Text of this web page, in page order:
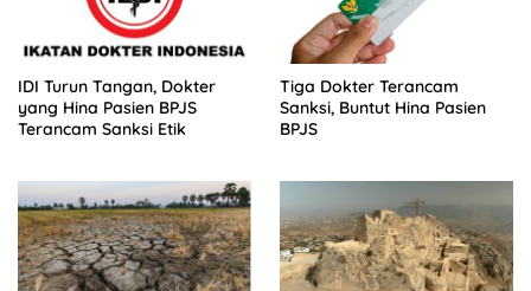
IDI Turun Tangan, Dokter
yang Hina Pasien BPJS
Terancam Sanksi Etik
Tiga Dokter Terancam
Sanksi, Buntut Hina Pasien
BPJS